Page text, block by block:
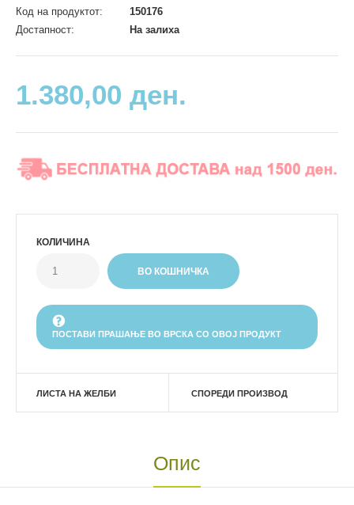
Код на продуктот:
150176
Достапност:
На залиха
1.380,00 ден.
КОЛИЧИНА
ПОСТАВИ ПРАШАЊЕ ВО ВРСКА СО ОВОЈ ПРОДУКТ
ЛИСТА НА ЖЕЛБИ СПОРЕДИ ПРОИЗВОД
Опис